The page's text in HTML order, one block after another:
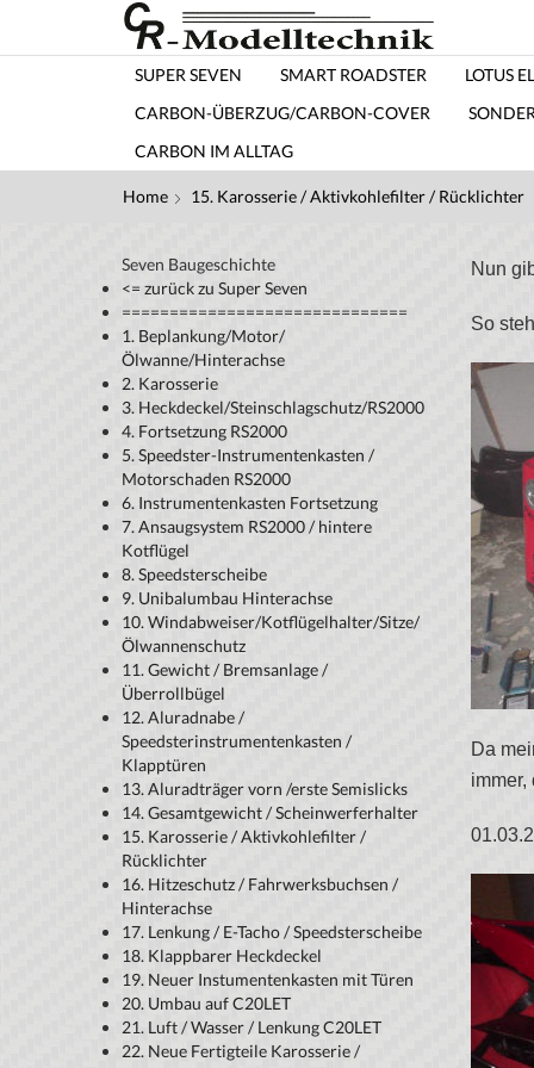
SUPER SEVEN SMART ROADSTER
LOTUS
CARBON-ÜBERZUG/CARBON-COVER
CARBON IM ALLTAG
Home 15. Karosserie / Aktivkohlefilter / Rücklichter
Nun
So
Da
immer,
Seven Baugeschichte
<= zurück zu Super Seven
==============================
1. Beplankung/Motor/
Ölwanne/Hinterachse
2. Karosserie
3. Heckdeckel/Steinschlagschutz/RS2000
4. Fortsetzung RS2000
5. Speedster-Instrumentenkasten /
Motorschaden RS2000
6. Instrumentenkasten Fortsetzung
7. Ansaugsystem RS2000 / hintere
Kotflügel
8. Speedsterscheibe
9. Unibalumbau Hinterachse
10. Windabweiser/Kotflügelhalter/Sitze/
Ölwannenschutz
11. Gewicht / Bremsanlage /
Überrollbügel
12. Aluradnabe /
Speedsterinstrumentenkasten /
Klapptüren
13. Aluradträger vorn /erste Semislicks
14. Gesamtgewicht / Scheinwerferhalter
15. Karosserie / Aktivkohlefilter /
Rücklichter
16. Hitzeschutz / Fahrwerksbuchsen /
Hinterachse
17. Lenkung / E-Tacho / Speedsterscheibe
18. Klappbarer Heckdeckel
19. Neuer Instumentenkasten mit Türen
20. Umbau auf C20LET
21. Luft / Wasser / Lenkung C20LET
22. Neue Fertigteile Karosserie /